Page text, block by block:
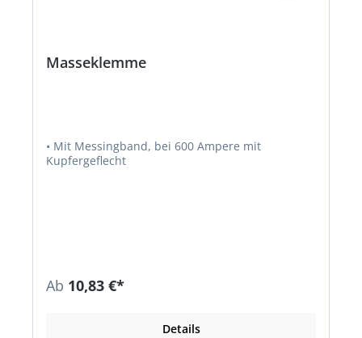
Masseklemme
• Mit Messingband, bei 600 Ampere mit
Kupfergeflecht
Ab 10,83 €*
Details